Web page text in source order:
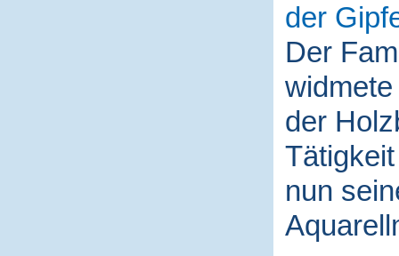
der
Der
der
nun